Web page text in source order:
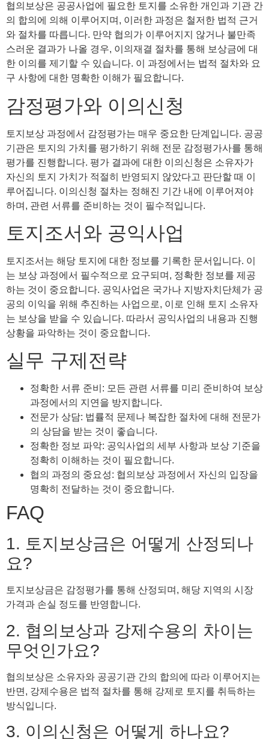
협의보상은 공공사업에 필요한 토지를 소유한 개인과 기관 간
의 합의에 의해 이루어지며, 이러한 과정은 철저한 법적 근거
와 절차를 따릅니다. 만약 협의가 이루어지지 않거나 불만족
스러운 결과가 나올 경우, 이의재결 절차를 통해 보상금에 대
한 이의를 제기할 수 있습니다. 이 과정에서는 법적 절차와 요
구 사항에 대한 명확한 이해가 필요합니다.
감정평가와 이의신청
토지보상 과정에서 감정평가는 매우 중요한 단계입니다. 공공
기관은 토지의 가치를 평가하기 위해 전문 감정평가사를 통해
평가를 진행합니다. 평가 결과에 대한 이의신청은 소유자가
자신의 토지 가치가 적절히 반영되지 않았다고 판단할 때 이
루어집니다. 이의신청 절차는 정해진 기간 내에 이루어져야
하며, 관련 서류를 준비하는 것이 필수적입니다.
토지조서와 공익사업
토지조서는 해당 토지에 대한 정보를 기록한 문서입니다. 이
는 보상 과정에서 필수적으로 요구되며, 정확한 정보를 제공
하는 것이 중요합니다. 공익사업은 국가나 지방자치단체가 공
공의 이익을 위해 추진하는 사업으로, 이로 인해 토지 소유자
는 보상을 받을 수 있습니다. 따라서 공익사업의 내용과 진행
상황을 파악하는 것이 중요합니다.
실무 구제전략
정확한 서류 준비: 모든 관련 서류를 미리 준비하여 보상
과정에서의 지연을 방지합니다.
전문가 상담: 법률적 문제나 복잡한 절차에 대해 전문가
의 상담을 받는 것이 좋습니다.
정확한 정보 파악: 공익사업의 세부 사항과 보상 기준을
정확히 이해하는 것이 필요합니다.
협의 과정의 중요성: 협의보상 과정에서 자신의 입장을
명확히 전달하는 것이 중요합니다.
FAQ
1. 토지보상금은 어떻게 산정되나
요?
토지보상금은 감정평가를 통해 산정되며, 해당 지역의 시장
가격과 손실 정도를 반영합니다.
2. 협의보상과 강제수용의 차이는
무엇인가요?
협의보상은 소유자와 공공기관 간의 합의에 따라 이루어지는
반면, 강제수용은 법적 절차를 통해 강제로 토지를 취득하는
방식입니다.
3. 이의신청은 어떻게 하나요?